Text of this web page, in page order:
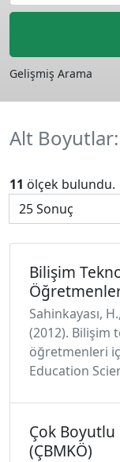
Gelişmiş Arama
Alt Boyutlar:
11 ölçek bulundu.
Bilişim
Sahinkayası,
(2012).
öğretmenleri
Education
Çok
(ÇBMKÖ)